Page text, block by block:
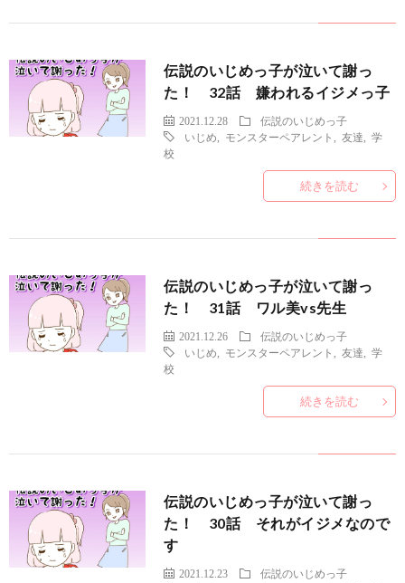
伝説のいじめっ子が泣いて謝っ
た！ 32話 嫌われるイジメっ子
2021.12.28
伝説のいじめっ子
いじめ
モンスターペアレント 友達 ,学
校
続きを読む
伝説のいじめっ子が泣いて謝っ
た！ 31話 ワル美vs先生
2021.12.26
伝説のいじめっ子
いじめ
モンスターペアレント 友達 ,学
校
続きを読む
伝説のいじめっ子が泣いて謝っ
た！ 30話 それがイジメなので
す
2021.12.23
伝説のいじめっ子